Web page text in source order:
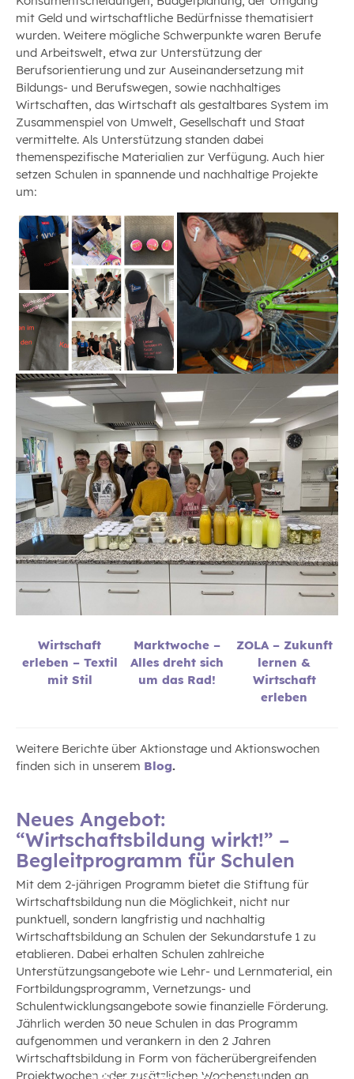
mit Geld und wirtschaftliche Bedürfnisse thematisiert
wurden. Weitere mögliche Schwerpunkte waren Berufe
und Arbeitswelt, etwa zur Unterstützung der
Berufsorientierung und zur Auseinandersetzung mit
Bildungs- und Berufswegen, sowie nachhaltiges
Wirtschaften, das Wirtschaft als gestaltbares System im
Zusammenspiel von Umwelt, Gesellschaft und Staat
vermittelte. Als Unterstützung standen dabei
themenspezifische Materialien zur Verfügung. Auch hier
setzen Schulen in spannende und nachhaltige Projekte
um:
Wirtschaft
erleben – Textil
mit Stil
Marktwoche –
Alles dreht sich
um das Rad!
ZOLA – Zukunft
lernen &
Wirtschaft
erleben
Weitere Berichte über Aktionstage und Aktionswochen
finden sich in unserem Blog.
Neues Angebot:
“Wirtschaftsbildung wirkt!” –
Begleitprogramm für Schulen
Mit dem 2-jährigen Programm bietet die Stiftung für
Wirtschaftsbildung nun die Möglichkeit, nicht nur
punktuell, sondern langfristig und nachhaltig
Wirtschaftsbildung an Schulen der Sekundarstufe 1 zu
etablieren. Dabei erhalten Schulen zahlreiche
Unterstützungsangebote wie Lehr- und Lernmaterial, ein
Fortbildungsprogramm, Vernetzungs- und
Schulentwicklungsangebote sowie finanzielle Förderung.
Jährlich werden 30 neue Schulen in das Programm
aufgenommen und verankern in den 2 Jahren
Wirtschaftsbildung in Form von fächerübergreifenden
Projektwochen oder zusätzlichen Wochenstunden an